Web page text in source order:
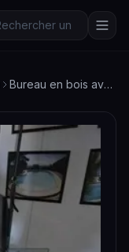
Bureau en bois avec 3 chaises - Mobilier de bureau élégant